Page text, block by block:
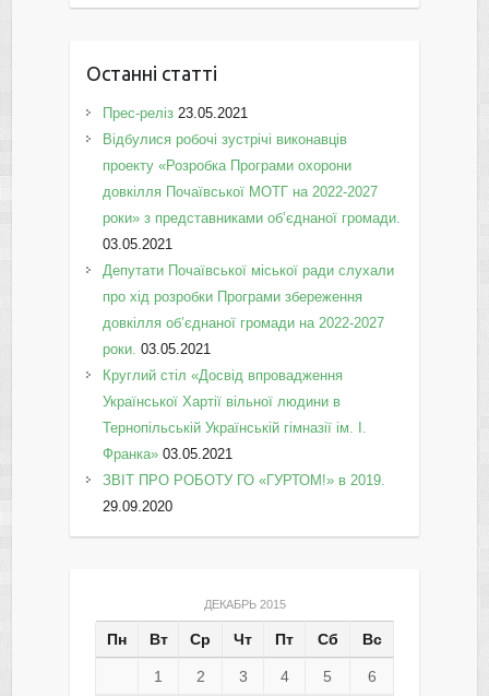
Останні статті
Прес-реліз 23.05.2021
Відбулися робочі зустрічі виконавців
проекту «Розробка Програми охорони
довкілля Почаївської МОТГ на 2022-2027
роки» з представниками об’єднаної громади.
03.05.2021
Депутати Почаївської міської ради слухали
про хід розробки Програми збереження
довкілля об’єднаної громади на 2022-2027
роки. 03.05.2021
Круглий стіл «Досвід впровадження
Української Хартії вільної людини в
Тернопільській Українській гімназії ім. І.
Франка» 03.05.2021
ЗВІТ ПРО РОБОТУ ГО «ГУРТОМ!» в 2019.
29.09.2020
ДЕКАБРЬ 2015
Пн Вт Ср Чт Пт Сб Вс
1 2 3 4 5 6